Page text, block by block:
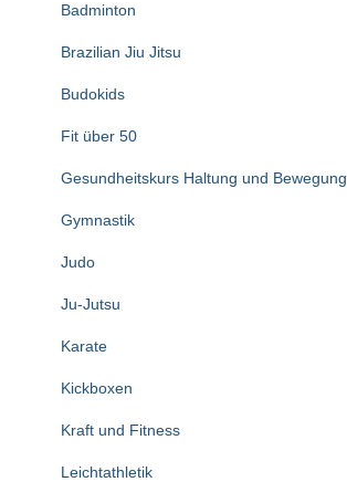
Badminton
Brazilian Jiu Jitsu
Budokids
Fit über 50
Gesundheitskurs Haltung und Bewegung
Gymnastik
Judo
Ju-Jutsu
Karate
Kickboxen
Kraft und Fitness
Leichtathletik